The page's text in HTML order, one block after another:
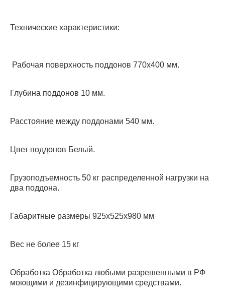
Технические характеристики:
Рабочая поверхность поддонов 770х400 мм.
Глубина поддонов 10 мм.
Расстояние между поддонами 540 мм.
Цвет поддонов Белый.
Грузоподъемность 50 кг распределенной нагрузки на
два поддона.
Габаритные размеры 925х525х980 мм
Вес не более 15 кг
Обработка Обработка любыми разрешенными в РФ
моющими и дезинфицирующими средствами.